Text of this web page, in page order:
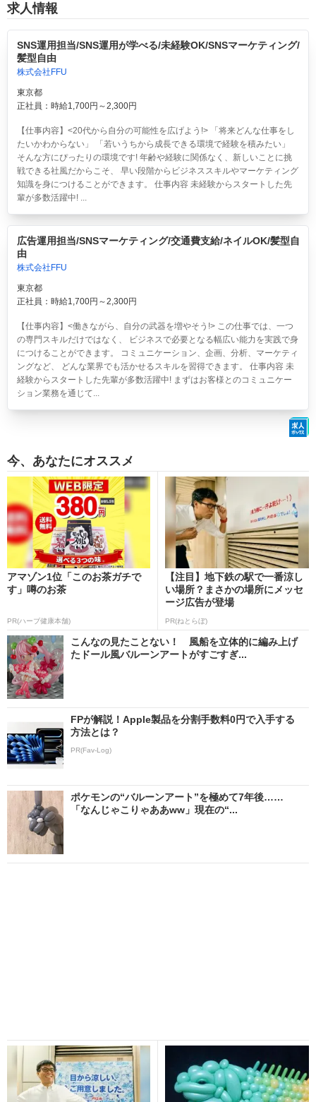
求人情報
SNS運用担当/SNS運用が学べる/未経験OK/SNSマーケティング/
髪型自由
株式会社FFU
東京都
正社員：時給1,700円～2,300円
【仕事内容】<20代から自分の可能性を広げよう!> 「将来どんな仕事をし
たいかわからない」 「若いうちから成長できる環境で経験を積みたい」
そんな方にぴったりの環境です! 年齢や経験に関係なく、新しいことに挑
戦できる社風だからこそ、 早い段階からビジネススキルやマーケティング
知識を身につけることができます。 仕事内容 未経験からスタートした先
輩が多数活躍中! ...
広告運用担当/SNSマーケティング/交通費支給/ネイルOK/髪型自
由
株式会社FFU
東京都
正社員：時給1,700円～2,300円
【仕事内容】<働きながら、自分の武器を増やそう!> この仕事では、一つ
の専門スキルだけではなく、 ビジネスで必要となる幅広い能力を実践で身
につけることができます。 コミュニケーション、企画、分析、マーケティ
ングなど、 どんな業界でも活かせるスキルを習得できます。 仕事内容 未
経験からスタートした先輩が多数活躍中! まずはお客様とのコミュニケー
ション業務を通じて...
今、あなたにオススメ
アマゾン1位「このお茶ガチで
す」噂のお茶
PR(ハーブ健康本舗)
【注目】地下鉄の駅で一番涼し
い場所？まさかの場所にメッセ
ージ広告が登場
PR(ねとらぼ)
こんなの見たことない！ 風船を立体的に編み上げ
たドール風バルーンアートがすごすぎ...
FPが解説！Apple製品を分割手数料0円で入手する
方法とは？
PR(Fav-Log)
ポケモンの“バルーンアート”を極めて7年後……
「なんじゃこりゃああww」現在の“...